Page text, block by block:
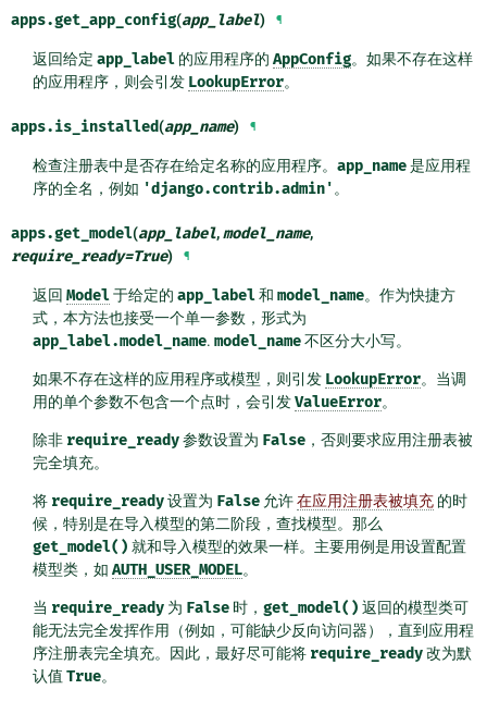
apps.get_app_config(app_label) ¶
返回给定 app_label的应用程序的 AppConfig。如果不存在这样
的应用程序，则会引发 LookupError。
apps.is_installed(app_name) ¶
检查注册表中是否存在给定名称的应用程序。 app_name是应用程
序的全名，例如 'django.contrib.admin'。
apps.get_model(app_label,model_name,
require_ready=True) ¶
返回 Model于给定的 app_label和 model_name。作为快捷方
式，本方法也接受一个单一参数，形式为
app_label.model_name. model_name不区分大小写。
如果不存在这样的应用程序或模型，则引发 LookupError。当调
用的单个参数不包含一个点时，会引发ValueError。
除非 require_ready参数设置为 False，否则要求应用注册表被
完全填充。
将 require_ready设置为 False允许在应用注册表被填充的时
候，特别是在导入模型的第二阶段，查找模型。那么
get_model() 就和导入模型的效果一样。主要用例是用设置配置
模型类，如 AUTH_USER_MODEL。
当 require_ready为 False时， get_model() 返回的模型类可
能无法完全发挥作用（例如，可能缺少反向访问器），直到应用程
序注册表完全填充。因此，最好尽可能将 require_ready改为默
认值 True。